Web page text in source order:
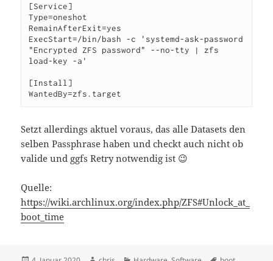
[Service]
Type=oneshot
RemainAfterExit=yes
ExecStart=/bin/bash -c 'systemd-ask-password
"Encrypted ZFS password" --no-tty | zfs
load-key -a'
[Install]
WantedBy=zfs.target
Setzt allerdings aktuel voraus, das alle Datasets den
selben Passphrase haben und checkt auch nicht ob
valide und ggfs Retry notwendig ist 😉
Quelle:
https://wiki.archlinux.org/index.php/ZFS#Unlock_at_
boot_time